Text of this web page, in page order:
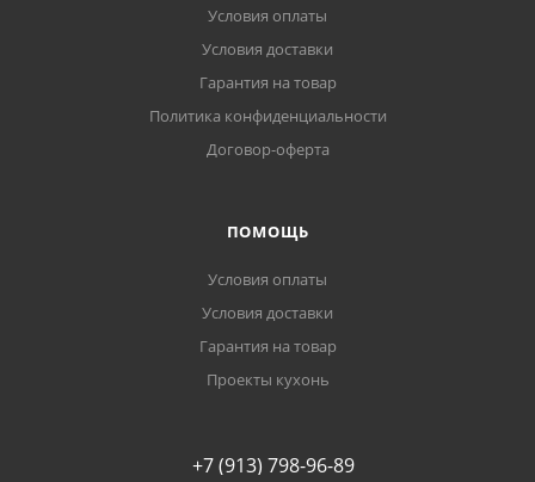
Условия оплаты
Условия доставки
Гарантия на товар
Политика конфиденциальности
Договор-оферта
ПОМОЩЬ
Условия оплаты
Условия доставки
Гарантия на товар
Проекты кухонь
+7 (913) 798-96-89